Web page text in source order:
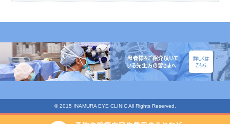
© 2015 INAMURA EYE CLINIC All Rights Reserved.